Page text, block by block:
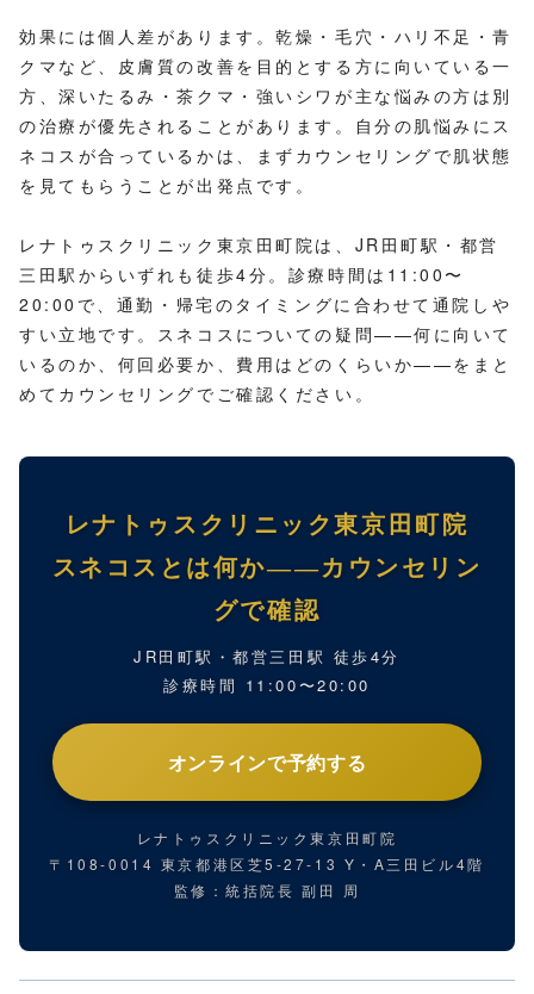
効果には個人差があります。乾燥・毛穴・ハリ不足・青
クマなど、皮膚質の改善を目的とする方に向いている一
方、深いたるみ・茶クマ・強いシワが主な悩みの方は別
の治療が優先されることがあります。自分の肌悩みにス
ネコスが合っているかは、まずカウンセリングで肌状態
を見てもらうことが出発点です。
レナトゥスクリニック東京田町院は、JR田町駅・都営
三田駅からいずれも徒歩4分。診療時間は11:00〜
20:00で、通勤・帰宅のタイミングに合わせて通院しや
すい立地です。スネコスについての疑問——何に向いて
いるのか、何回必要か、費用はどのくらいか——をまと
めてカウンセリングでご確認ください。
レナトゥスクリニック東京田町院
スネコスとは何か——カウンセリン
グで確認
JR田町駅・都営三田駅 徒歩4分
診療時間 11:00〜20:00
オンラインで予約する
レナトゥスクリニック東京田町院
〒108-0014 東京都港区芝5-27-13 Y・A三田ビル4階
監修：統括院長 副田 周